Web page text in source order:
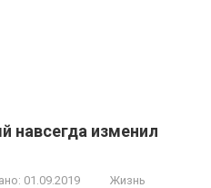
навсегда изменил
01.09.2019 Жизнь